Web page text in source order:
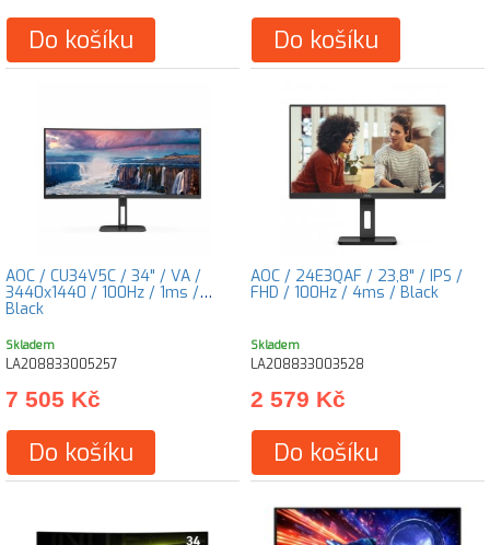
Do košíku Do košíku
AOC / CU34V5C / 34" / VA /
3440x1440 / 100Hz / 1ms /
Black
Skladem
LA208833005257
7 505 Kč
Do košíku
AOC / 24E3QAF / 23,8" / IPS /
FHD / 100Hz / 4ms / Black
Skladem
LA208833003528
2 579 Kč
Do košíku